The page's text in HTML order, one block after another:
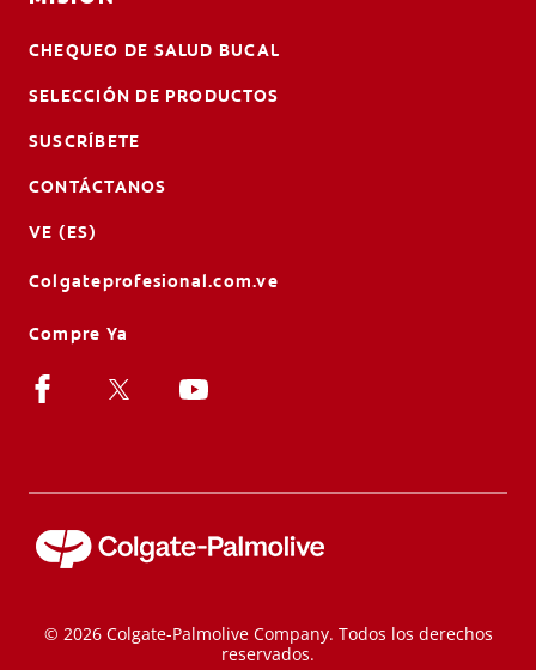
CHEQUEO DE SALUD BUCAL
SELECCIÓN DE PRODUCTOS
SUSCRÍBETE
CONTÁCTANOS
VE (ES)
Colgateprofesional.com.ve
Compre Ya
© 2026 Colgate-Palmolive Company. Todos los derechos
reservados.